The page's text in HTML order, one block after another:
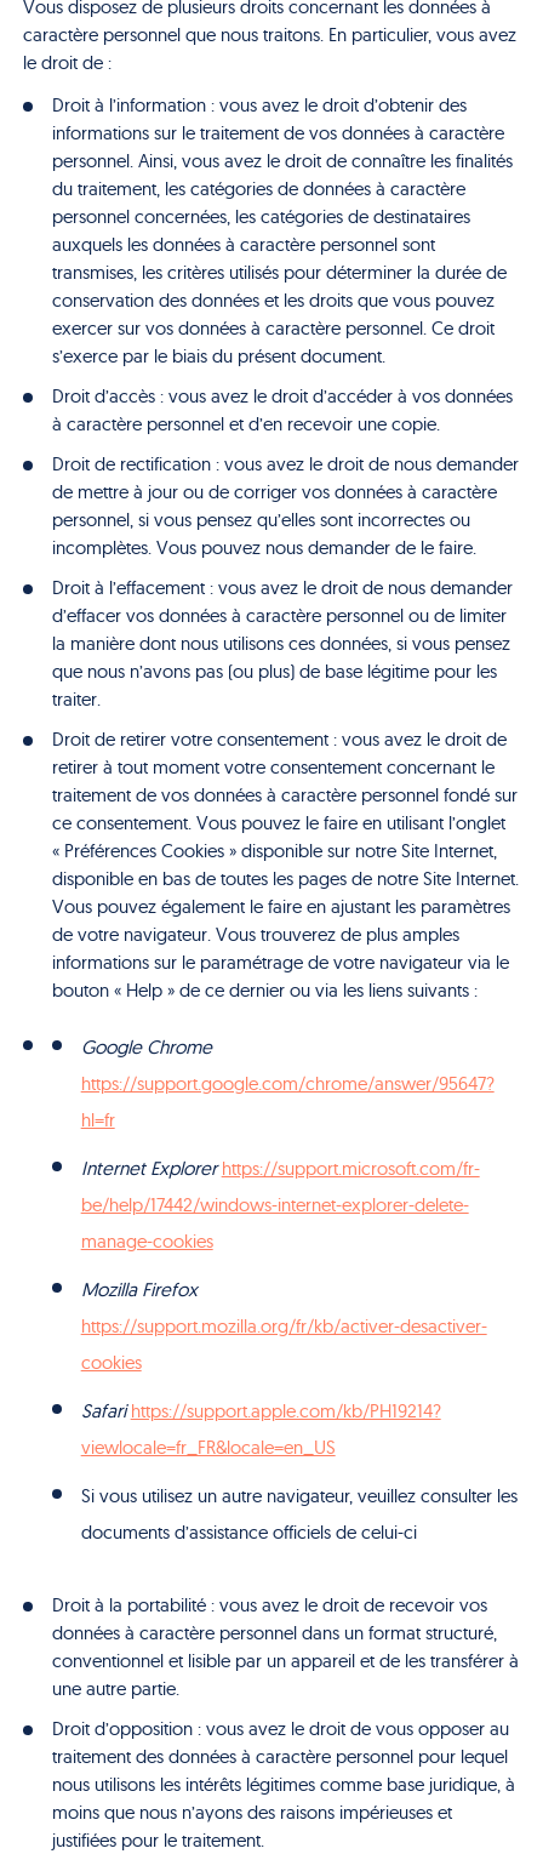
Vous disposez de plusieurs droits concernant les données à
caractère personnel que nous traitons. En particulier, vous avez
le droit de :
Droit à l’information : vous avez le droit d’obtenir des
informations sur le traitement de vos données à caractère
personnel. Ainsi, vous avez le droit de connaître les finalités
du traitement, les catégories de données à caractère
personnel concernées, les catégories de destinataires
auxquels les données à caractère personnel sont
transmises, les critères utilisés pour déterminer la durée de
conservation des données et les droits que vous pouvez
exercer sur vos données à caractère personnel. Ce droit
s’exerce par le biais du présent document.
Droit d’accès : vous avez le droit d’accéder à vos données
à caractère personnel et d’en recevoir une copie.
Droit de rectification : vous avez le droit de nous demander
de mettre à jour ou de corriger vos données à caractère
personnel, si vous pensez qu’elles sont incorrectes ou
incomplètes. Vous pouvez nous demander de le faire.
Droit à l’effacement : vous avez le droit de nous demander
d’effacer vos données à caractère personnel ou de limiter
la manière dont nous utilisons ces données, si vous pensez
que nous n’avons pas (ou plus) de base légitime pour les
traiter.
Droit de retirer votre consentement : vous avez le droit de
retirer à tout moment votre consentement concernant le
traitement de vos données à caractère personnel fondé sur
ce consentement. Vous pouvez le faire en utilisant l’onglet
« Préférences Cookies » disponible sur notre Site Internet,
disponible en bas de toutes les pages de notre Site Internet.
Vous pouvez également le faire en ajustant les paramètres
de votre navigateur. Vous trouverez de plus amples
informations sur le paramétrage de votre navigateur via le
bouton « Help » de ce dernier ou via les liens suivants :
Google Chrome
https://support.google.com/chrome/answer/95647?
hl=fr
Internet Explorer https://support.microsoft.com/fr-
be/help/17442/windows-internet-explorer-delete-
manage-cookies
Mozilla Firefox
https://support.mozilla.org/fr/kb/activer-desactiver-
cookies
Safari https://support.apple.com/kb/PH19214?
viewlocale=fr_FR&locale=en_US
Si vous utilisez un autre navigateur, veuillez consulter les
documents d’assistance officiels de celui-ci
Droit à la portabilité : vous avez le droit de recevoir vos
données à caractère personnel dans un format structuré,
conventionnel et lisible par un appareil et de les transférer à
une autre partie.
Droit d’opposition : vous avez le droit de vous opposer au
traitement des données à caractère personnel pour lequel
nous utilisons les intérêts légitimes comme base juridique, à
moins que nous n’ayons des raisons impérieuses et
justifiées pour le traitement.